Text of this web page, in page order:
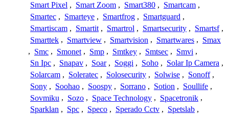
Smart Pixel , Smart Zoom , Smart380 , Smartcam ,
Smartec , Smarteye , Smartfrog , Smartguard ,
Smartiscam , Smartit , Smartrol , Smartsecurity , Smartsf ,
Smarttek , Smartview , Smartvision , Smartwares , Smax
, Smc , Smonet , Smp , Smtkey , Smtsec , Smvi ,
Sn Ipc , Snapav , Soar , Soggi , Soho , Solar Ip Camera ,
Solarcam , Soleratec , Solosecurity , Solwise , Sonoff ,
Sony , Soohao , Soospy , Sorrano , Sotion , Soullife ,
Sovmiku , Sozo , Space Technology , Spacetronik ,
Sparklan , Spc , Speco , Sperado Cctv , Spetslab ,